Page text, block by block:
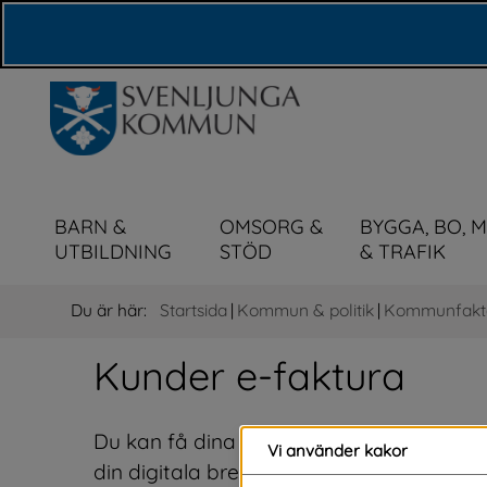
BARN &
UTBILDNING
OMSORG &
STÖD
BYGGA, BO,
& TRAFIK
Du är här: Startsida | Kommun & politik |
Kunder e-faktura
Du kan få dina fakturor från oss som e-
din digitala brevlåda. Du kan också
Vi använder kakor